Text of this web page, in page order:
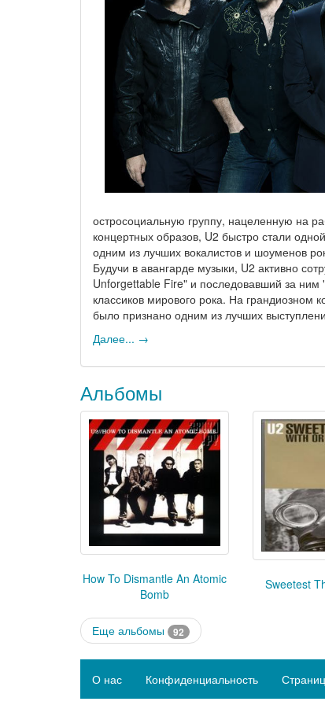
остросоциальную группу, нацеленную на
концертных образов, U2 быстро стали
одним из лучших вокалистов и шоуменов
Будучи в авангарде музыки, U2 активно
Unforgettable Fire" и последовавший за ним
классиков мирового рока. На
было признано одним из лучших
Далее... →
Альбомы
How To Dismantle An Atomic
Bomb
Sweetest
Еще альбомы 92
О нас Конфиденциальность